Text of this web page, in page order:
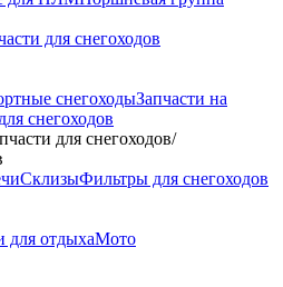
для снегоходов
снегоходыЗапчасти на
снегоходов
для снегоходов/
СклизыФильтры для снегоходов
для отдыхаМото